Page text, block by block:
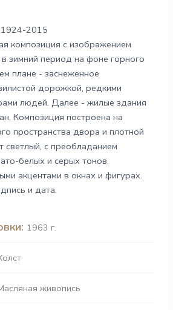
2015
композиция с изображением
зимний период на фоне горного
плане - заснеженное
дорожкой, редкими
людей. Далее - жилые здания
Композиция построена на
пространства двора и плотной
светлый, с преобладанием
белых и серых тонов,
акцентами в окнах и фигурах.
и дата.
1963 г.
живопись